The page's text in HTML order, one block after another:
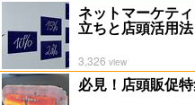
ネットマーケテ
立ちと店頭活用法
3,326 view
必見！店頭販促